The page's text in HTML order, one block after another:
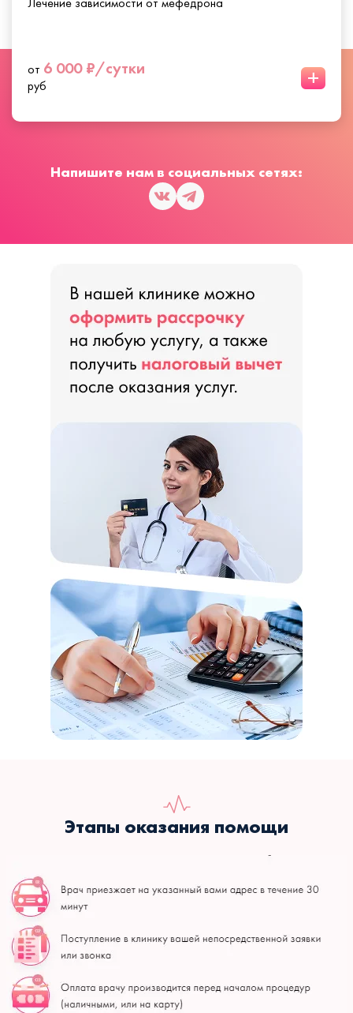
от 6 000 ₽/сутки
руб +
Напишите нам в социальных сетях:
Этапы оказания помощи